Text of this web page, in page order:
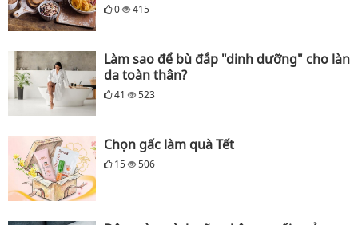
0 415
Làm sao để bù đắp "dinh dưỡng" cho làn
da toàn thân?
41 523
Chọn gấc làm quà Tết
15 506